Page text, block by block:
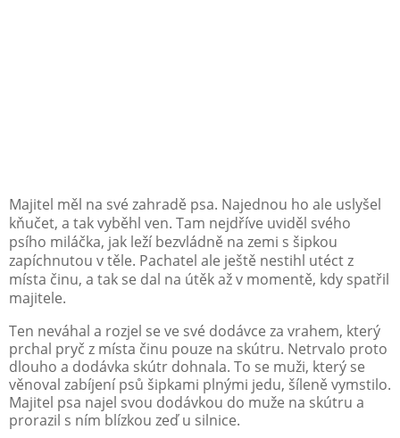
Majitel měl na své zahradě psa. Najednou ho ale uslyšel
kňučet, a tak vyběhl ven. Tam nejdříve uviděl svého
psího miláčka, jak leží bezvládně na zemi s šipkou
zapíchnutou v těle. Pachatel ale ještě nestihl utéct z
místa činu, a tak se dal na útěk až v momentě, kdy spatřil
majitele.
Ten neváhal a rozjel se ve své dodávce za vrahem, který
prchal pryč z místa činu pouze na skútru. Netrvalo proto
dlouho a dodávka skútr dohnala. To se muži, který se
věnoval zabíjení psů šipkami plnými jedu, šíleně vymstilo.
Majitel psa najel svou dodávkou do muže na skútru a
prorazil s ním blízkou zeď u silnice.